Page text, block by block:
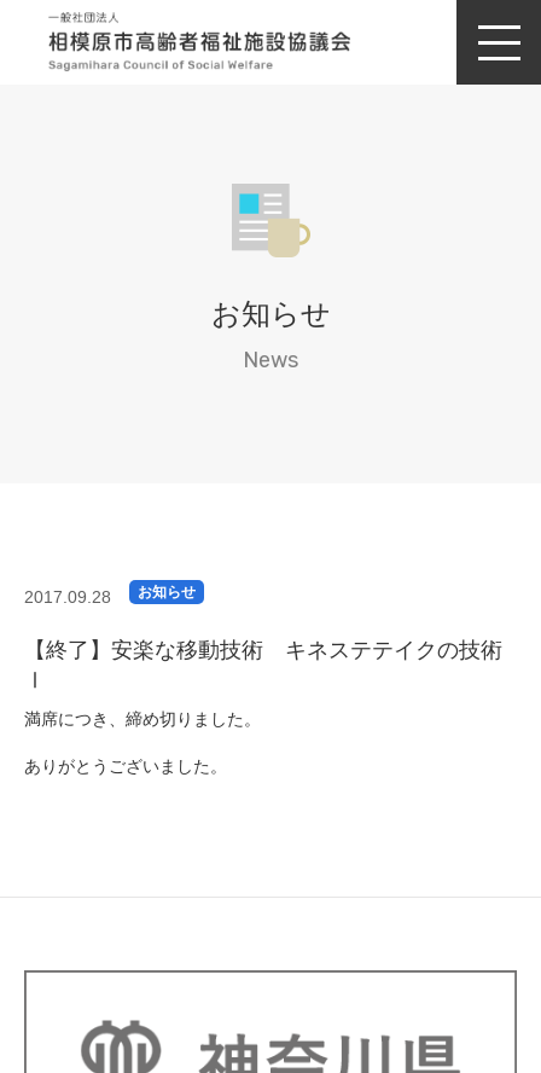
お知らせ
News
2017.09.28 お知らせ
【終了】安楽な移動技術 キネステテイクの技術
Ⅰ
満席につき、締め切りました。
ありがとうございました。